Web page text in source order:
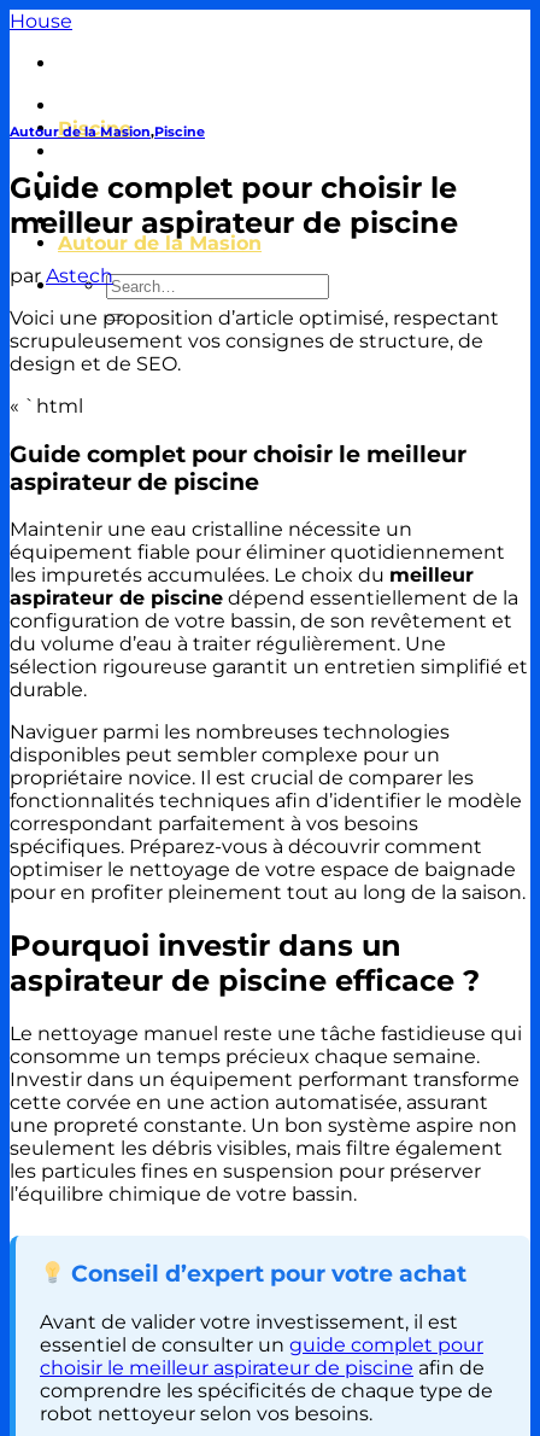
Passer
contenu
House
Piscine
Décoration & Aménagement
Énergie
Immobilier & Crédit
Autour de la Masion
Autour de la Masion,Piscine
Guide complet pour choisir le
meilleur aspirateur de piscine
par Astech
Voici une proposition d’article optimisé, respectant
scrupuleusement vos consignes de structure, de
design et de SEO.
« `html
Guide complet pour choisir le meilleur
aspirateur de piscine
Maintenir une eau cristalline nécessite un
équipement fiable pour éliminer quotidiennement
les impuretés accumulées. Le choix du meilleur
aspirateur de piscine dépend essentiellement de la
configuration de votre bassin, de son revêtement et
du volume d’eau à traiter régulièrement. Une
sélection rigoureuse garantit un entretien simplifié et
durable.
Naviguer parmi les nombreuses technologies
disponibles peut sembler complexe pour un
propriétaire novice. Il est crucial de comparer les
fonctionnalités techniques afin d’identifier le modèle
correspondant parfaitement à vos besoins
spécifiques. Préparez-vous à découvrir comment
optimiser le nettoyage de votre espace de baignade
pour en profiter pleinement tout au long de la saison.
Pourquoi investir dans un
aspirateur de piscine efficace ?
Le nettoyage manuel reste une tâche fastidieuse qui
consomme un temps précieux chaque semaine.
Investir dans un équipement performant transforme
cette corvée en une action automatisée, assurant
une propreté constante. Un bon système aspire non
seulement les débris visibles, mais filtre également
les particules fines en suspension pour préserver
l’équilibre chimique de votre bassin.
Conseil d’expert pour votre achat
Avant de valider votre investissement, il est
essentiel de consulter un guide complet pour
choisir le meilleur aspirateur de piscine afin de
comprendre les spécificités de chaque type de
robot nettoyeur selon vos besoins.